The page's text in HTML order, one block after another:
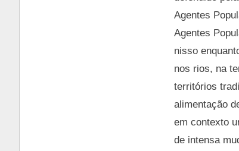
Agentes
Agentes
nisso
nos rios, na
territórios
alimentação
em contexto
de intensa